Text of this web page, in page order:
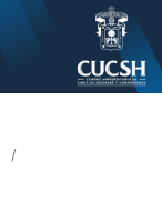
/